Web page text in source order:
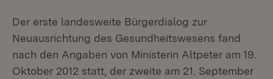
Der erste landesweite Bürgerdialog zur
Neuausrichtung des Gesundheitswesens fand
nach den Angaben von Ministerin Altpeter am 19.
Oktober 2012 statt, der zweite am 21. September